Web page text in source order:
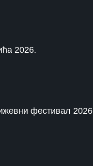
2026.
фестивал 2026